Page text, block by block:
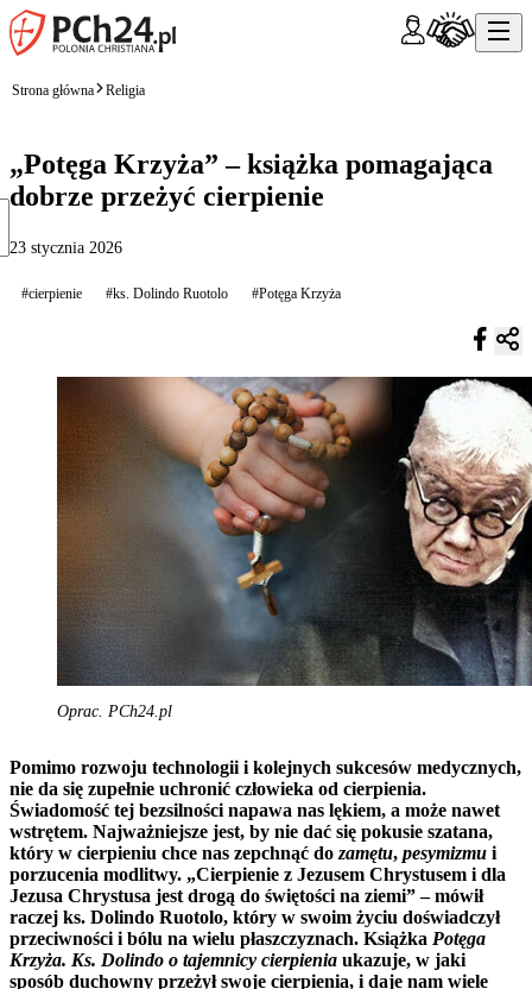
Strona główna Religia
„Potęga Krzyża” – książka pomagająca
dobrze przeżyć cierpienie
23 stycznia 2026
#cierpienie #ks. Dolindo Ruotolo #Potęga Krzyża
Oprac. PCh24.pl
Pomimo rozwoju technologii i kolejnych sukcesów medycznych,
nie da się zupełnie uchronić człowieka od cierpienia.
Świadomość tej bezsilności napawa nas lękiem, a może nawet
wstrętem. Najważniejsze jest, by nie dać się pokusie szatana,
który w cierpieniu chce nas zepchnąć do zamętu, pesymizmu i
porzucenia modlitwy. „Cierpienie z Jezusem Chrystusem i dla
Jezusa Chrystusa jest drogą do świętości na ziemi” – mówił
raczej ks. Dolindo Ruotolo, który w swoim życiu doświadczył
przeciwności i bólu na wielu płaszczyznach. Książka Potęga
Krzyża. Ks. Dolindo o tajemnicy cierpienia ukazuje, w jaki
sposób duchowny przeżył swoje cierpienia, i daje nam wiele